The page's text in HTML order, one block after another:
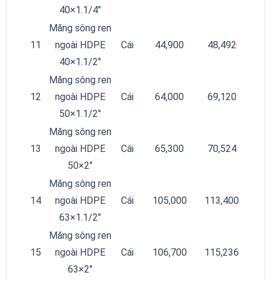
40×1.1/4″
11
Măng sông ren
ngoài HDPE
40×1.1/2″
Cái 44,900 48,492
12
Măng sông ren
ngoài HDPE
50×1.1/2″
Cái 64,000 69,120
13
Măng sông ren
ngoài HDPE
50×2″
Cái 65,300 70,524
14
Măng sông ren
ngoài HDPE
63×1.1/2″
Cái 105,000 113,400
15
Măng sông ren
ngoài HDPE
63×2″
Cái 106,700 115,236